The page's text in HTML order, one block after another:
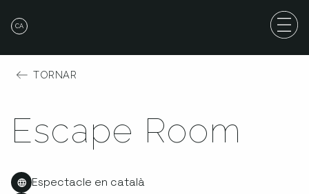
CA
TORNAR
Escape Room
Espectacle en català